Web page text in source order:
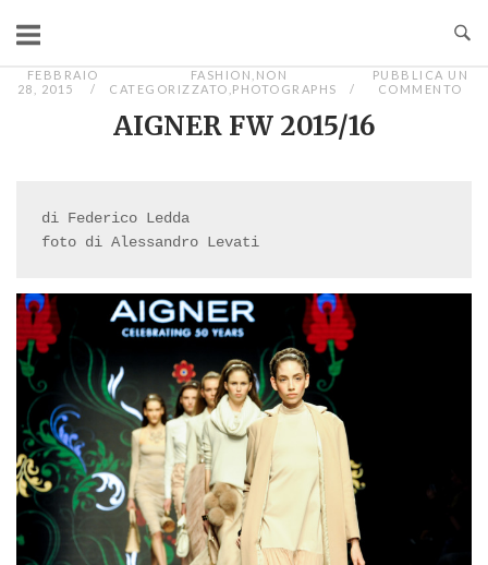
contenuto
FEBBRAIO
28, 2015
FASHION NON
CATEGORIZZATO PHOTOGRAPHS
PUBBLICA UN
COMMENTO
AIGNER FW 2015/16
di Federico Ledda
foto di Alessandro Levati